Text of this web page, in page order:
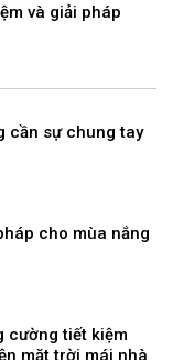
và giải pháp
cần sự chung tay
cho mùa nắng
cường tiết kiệm
mặt trời mái nhà